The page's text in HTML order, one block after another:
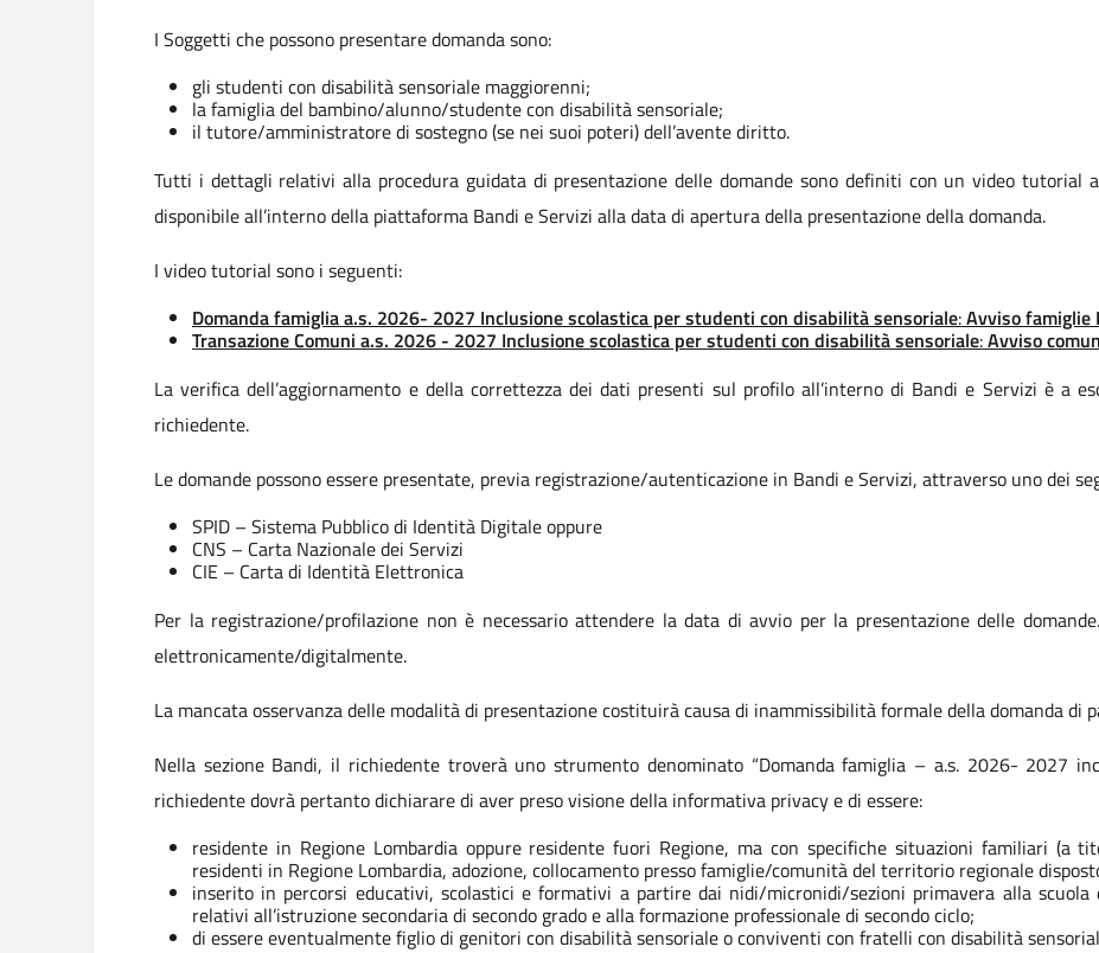
I Soggetti che possono presentare domanda sono:
gli studenti con disabilità sensoriale maggiorenni;
la famiglia del bambino/alunno/studente con disabilità sensoriale;
il tutore/amministratore di sostegno (se nei suoi poteri) dell’avente diritto.
Tutti i dettagli relativi alla procedura guidata di presentazione delle domande sono definiti con un video tutorial
disponibile all’interno della piattaforma Bandi e Servizi alla data di apertura della presentazione della domanda.
I video tutorial sono i seguenti:
Domanda famiglia a.s. 2026- 2027 Inclusione scolastica per studenti con disabilità sensoriale:Avviso famiglie
Transazione Comuni a.s. 2026 - 2027 Inclusione scolastica per studenti con disabilità sensoriale:Avviso
La verifica dell’aggiornamento e della correttezza dei dati presenti sul profilo all’interno di Bandi e Servizi è a
richiedente.
Le domande possono essere presentate, previa registrazione/autenticazione in Bandi e Servizi, attraverso uno dei
SPID – Sistema Pubblico di Identità Digitale oppure
CNS – Carta Nazionale dei Servizi
CIE – Carta di Identità Elettronica
Per la registrazione/profilazione non è necessario attendere la data di avvio per la presentazione delle
elettronicamente/digitalmente.
La mancata osservanza delle modalità di presentazione costituirà causa di inammissibilità formale della domanda di
Nella sezione Bandi, il richiedente troverà uno strumento denominato “Domanda famiglia – a.s. 2026- 2027
richiedente dovrà pertanto dichiarare di aver preso visione della informativa privacy e di essere:
residente in Regione Lombardia oppure residente fuori Regione, ma con specifiche situazioni familiari (a
residenti in Regione Lombardia, adozione, collocamento presso famiglie/comunità del territorio regionale
inserito in percorsi educativi, scolastici e formativi a partire dai nidi/micronidi/sezioni primavera alla scuola
relativi all’istruzione secondaria di secondo grado e alla formazione professionale di secondo ciclo;
di essere eventualmente figlio di genitori con disabilità sensoriale o conviventi con fratelli con disabilità